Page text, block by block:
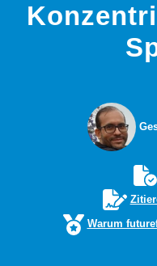
Warum